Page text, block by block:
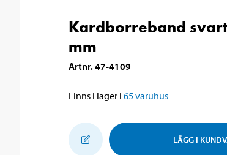
Kardborreband
mm
Artnr.47-4109
Finns i lager i 65varuhus
LÄGG I